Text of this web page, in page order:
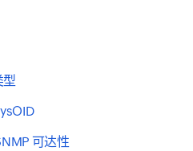
是
使用 IP 地址测试性能计数
型
可达性